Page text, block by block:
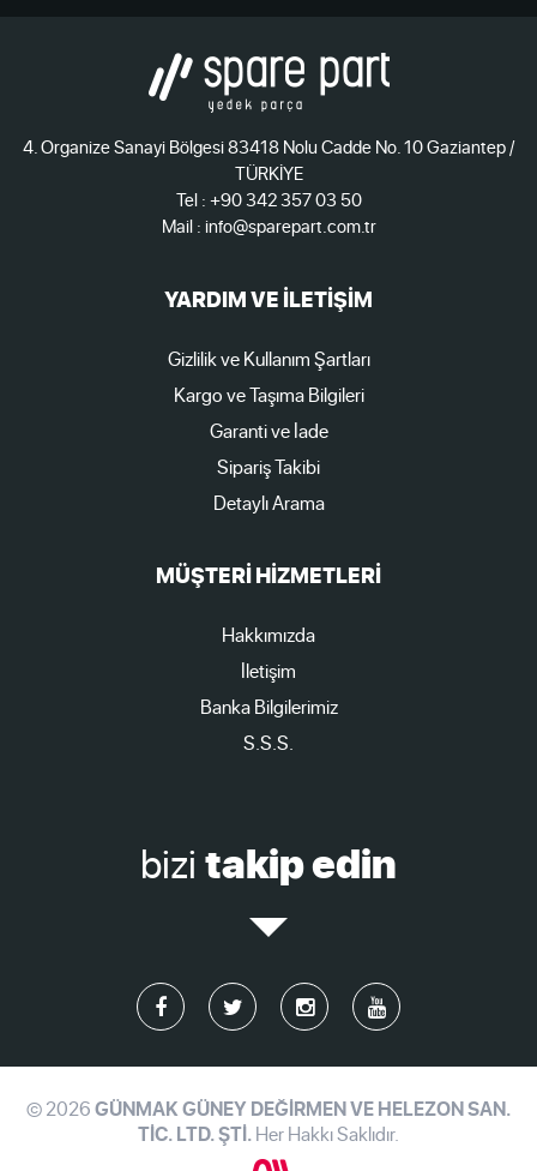
4. Organize Sanayi Bölgesi 83418 Nolu Cadde No. 10 Gaziantep /
TÜRKİYE
Tel : +90 342 357 03 50
Mail : info@sparepart.com.tr
YARDIM VE İLETİŞİM
Gizlilik ve Kullanım Şartları
Kargo ve Taşıma Bilgileri
Garanti ve İade
Sipariş Takibi
Detaylı Arama
MÜŞTERİ HİZMETLERİ
Hakkımızda
İletişim
Banka Bilgilerimiz
S.S.S.
bizitakip edin
© 2026GÜNMAK GÜNEY DEĞİRMEN VE HELEZON SAN.
TİC. LTD. ŞTİ.Her Hakkı Saklıdır.